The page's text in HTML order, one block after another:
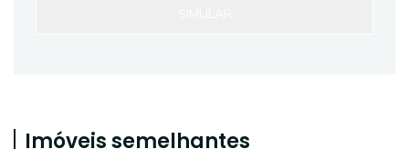
Imóveis semelhantes